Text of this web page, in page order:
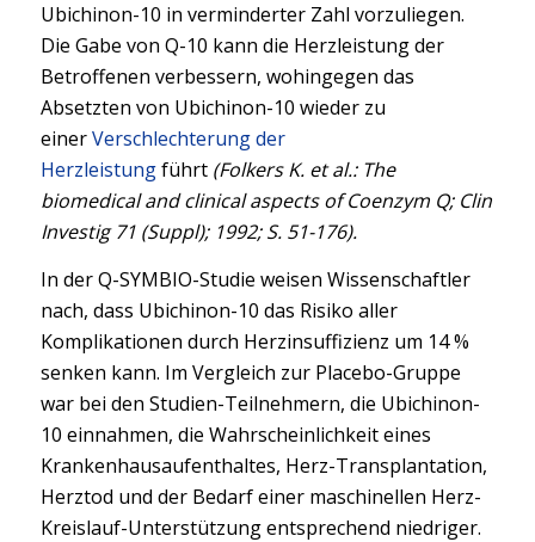
Ubichinon-10 in verminderter Zahl vorzuliegen.
Die Gabe von Q-10 kann die Herzleistung der
Betroffenen verbessern, wohingegen das
Absetzten von Ubichinon-10 wieder zu
einerVerschlechterung der
Herzleistungführt (Folkers K. et al.: The
biomedical and clinical aspects of Coenzym Q; Clin
Investig 71 (Suppl); 1992; S. 51-176).
In der Q-SYMBIO-Studie weisen Wissenschaftler
nach, dass Ubichinon-10 das Risiko aller
Komplikationen durch Herzinsuffizienz um 14 %
senken kann. Im Vergleich zur Placebo-Gruppe
war bei den Studien-Teilnehmern, die Ubichinon-
10 einnahmen, die Wahrscheinlichkeit eines
Krankenhausaufenthaltes, Herz-Transplantation,
Herztod und der Bedarf einer maschinellen Herz-
Kreislauf-Unterstützung entsprechend niedriger.